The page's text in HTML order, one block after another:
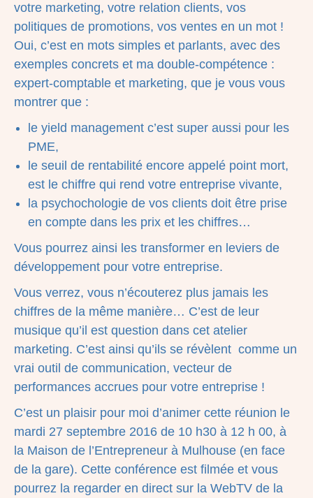
votre marketing, votre relation clients, vos
politiques de promotions, vos ventes en un mot !
Oui, c’est en mots simples et parlants, avec des
exemples concrets et ma double-compétence :
expert-comptable et marketing, que je vous vous
montrer que :
le yield management c’est super aussi pour les
PME,
le seuil de rentabilité encore appelé point mort,
est le chiffre qui rend votre entreprise vivante,
la psychochologie de vos clients doit être prise
en compte dans les prix et les chiffres…
Vous pourrez ainsi les transformer en leviers de
développement pour votre entreprise.
Vous verrez, vous n’écouterez plus jamais les
chiffres de la même manière… C’est de leur
musique qu’il est question dans cet atelier
marketing. C’est ainsi qu’ils se révèlent comme un
vrai outil de communication, vecteur de
performances accrues pour votre entreprise !
C’est un plaisir pour moi d’animer cette réunion le
mardi 27 septembre 2016 de 10 h30 à 12 h 00, à
la Maison de l’Entrepreneur à Mulhouse (en face
de la gare). Cette conférence est filmée et vous
pourrez la regarder en direct sur la WebTV de la